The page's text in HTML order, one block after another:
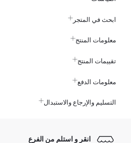
ابحث في المتجر
معلومات المنتج
تقييمات المنتج
معلومات الدفع
التسليم والإرجاع والاستبدال
انقر و استلم من الفرع